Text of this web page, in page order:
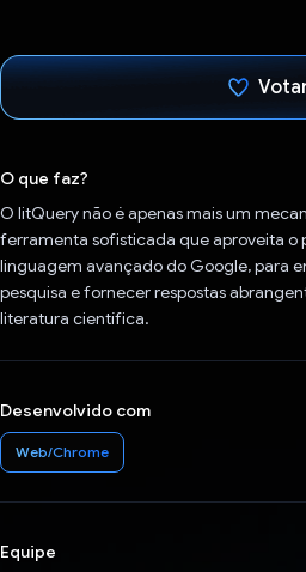
O que faz?
O litQuery não é apenas mais um
ferramenta sofisticada que aproveita o
linguagem avançado do Google, para
pesquisa e fornecer respostas
literatura científica.
Desenvolvido com
Web/Chrome
Equipe